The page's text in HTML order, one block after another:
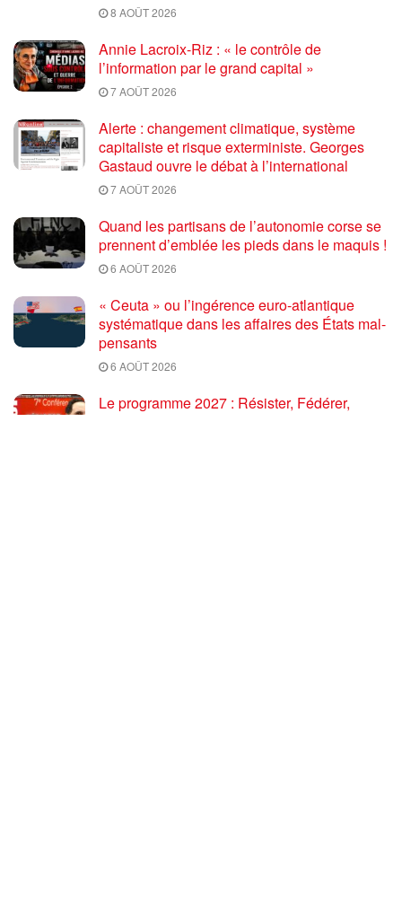
8 AOÛT 2026
Annie Lacroix-Riz : « le contrôle de
l’information par le grand capital »
7 AOÛT 2026
Alerte : changement climatique, système
capitaliste et risque exterministe. Georges
Gastaud ouvre le débat à l’international
7 AOÛT 2026
Quand les partisans de l’autonomie corse se
prennent d’emblée les pieds dans le maquis !
6 AOÛT 2026
« Ceuta » ou l’ingérence euro-atlantique
systématique dans les affaires des États mal-
pensants
6 AOÛT 2026
Le programme 2027 : Résister, Fédérer,